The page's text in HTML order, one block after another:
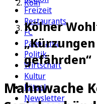
Freizeit
Restaurants
FC
Panorama
Politik
Wirtschaft
Kultur
Rätsel
Newsletter
Köln
Kölner
gefährden“
Mahnwache